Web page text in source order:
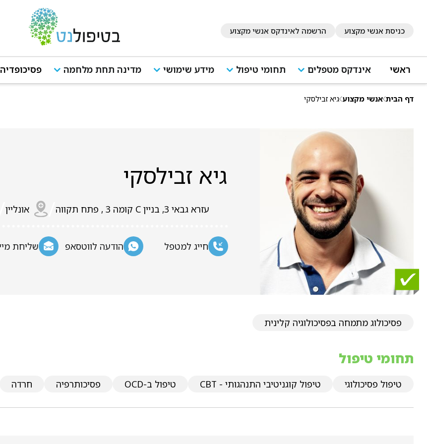
כניסת אנשי מקצוע הרשמה לאינדקס אנשי מקצוע
ראשי אינדקס מטפלים תחומי טיפול מידע שימושי מדינה תחת מלחמה פסיכופדיה
דף הבית אנשי מקצוע גיא זבילסקי
גיא זבילסקי
עזרא גבאי 3, בניין C קומה 3 , פתח תקווה אונליין
חייג למטפל הודעה לווטסאפ שליחת
פסיכולוג מתמחה בפסיכולוגיה קלינית
תחומי טיפול
טיפול פסיכולוגי טיפול קוגניטיבי התנהגותי - CBT טיפול ב-OCD פסיכותרפיה חרדה